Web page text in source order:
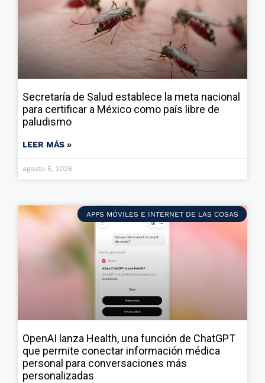
Secretaría de Salud establece la meta nacional
para certificar a México como país libre de
paludismo
LEER MÁS »
agosto 5, 2026
APPS MÓVILES E INTERNET DE LAS COSAS
OpenAI lanza Health, una función de ChatGPT
que permite conectar información médica
personal para conversaciones más
personalizadas